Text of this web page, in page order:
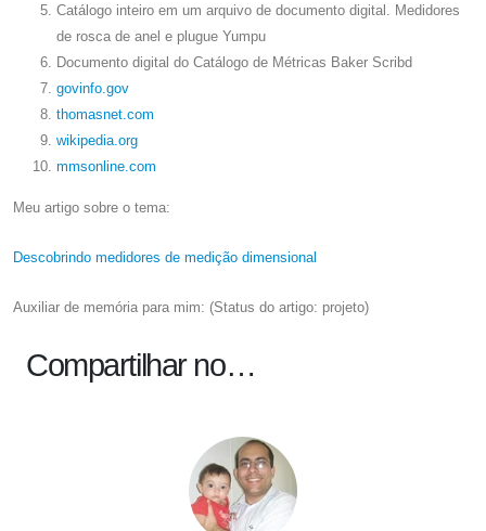
Catálogo inteiro em um arquivo de documento digital. Medidores
de rosca de anel e plugue Yumpu
Documento digital do Catálogo de Métricas Baker Scribd
govinfo.gov
thomasnet.com
wikipedia.org
mmsonline.com
Meu artigo sobre o tema:
Descobrindo medidores de medição dimensional
Auxiliar de memória para mim: (Status do artigo: projeto)
Compartilhar no…